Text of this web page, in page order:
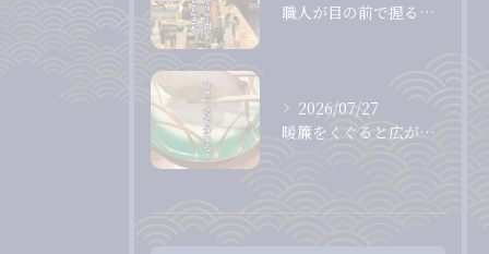
職人が目の前で握る、息をのむほど美しいまぐろ。
2026/07/27
暖簾をくぐると広がる、落ち着いた和の空間。